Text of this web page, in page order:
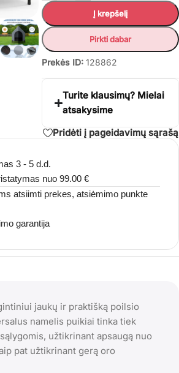
Į krepšelį
Pirkti dabar
Prekės ID: 128862
Turite klausimų? Mielai
atsakysime
Pridėti į pageidavimų sąrašą
3 - 5 d.d.
nuo 99.00 €
atsiimti prekes, atsiėmimo punkte
garantija
jaukų ir praktišką poilsio
namelis puikiai tinka tiek
užtikrinant apsaugą nuo
pat užtikrinant gerą oro